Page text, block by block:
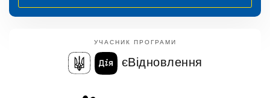
УЧАСНИК ПРОГРАМИ
єВідновлення